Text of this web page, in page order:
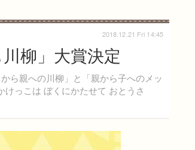
柳」大賞決定
ら親への川柳」と「親から子へのメッ
っこは ぼくにかたせて おとうさ
2018.12.21 Fri 14:45